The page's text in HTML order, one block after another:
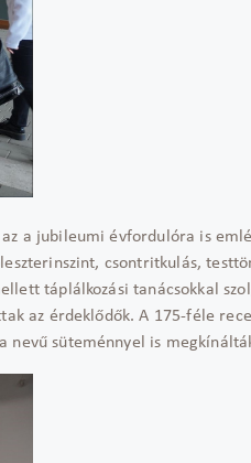
a jubileumi évfordulóra is
csontritkulás,
táplálkozási tanácsokkal
az érdeklődők. A 175-féle
nevű süteménnyel is